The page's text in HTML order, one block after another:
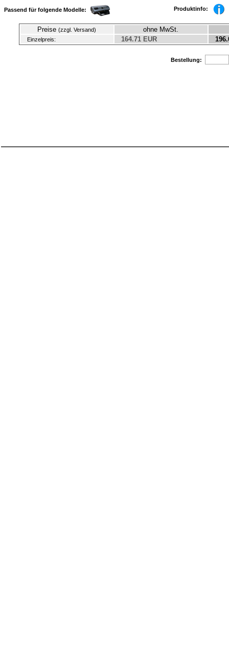
Passend für folgende Modelle: Produktinfo:
Preise (zzgl. Versand) ohne MwSt.
Einzelpreis: 164.71 EUR
Bestellung: